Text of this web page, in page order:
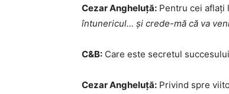
Cezar Angheluță: Pentru cei aflați
întunericul… și crede-mă că va
C&B: Care este secretul
Cezar Angheluță: Privind spre